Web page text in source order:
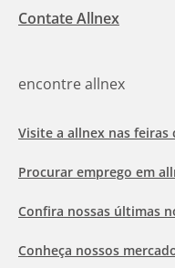
Contate Allnex
encontre allnex
Visite a allnex nas feiras
Procurar emprego em
Confira nossas últimas
Conheça nossos